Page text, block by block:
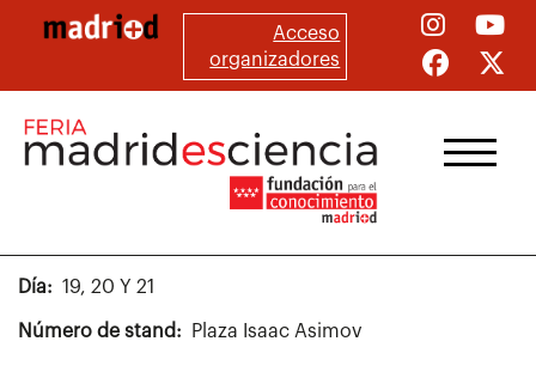
principal
Acceso
organizadores
Día 19, 20 Y 21
Número de stand Plaza Isaac Asimov